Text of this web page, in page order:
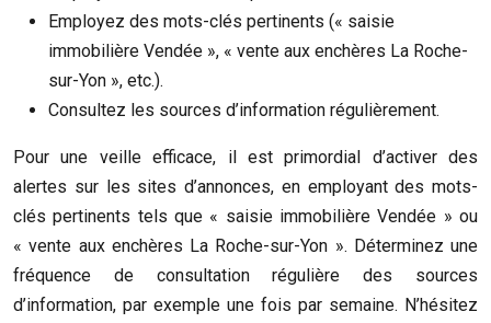
Employez des mots-clés pertinents (« saisie
immobilière Vendée », « vente aux enchères La Roche-
sur-Yon », etc.).
Consultez les sources d’information régulièrement.
Pour une veille efficace, il est primordial d’activer des
alertes sur les sites d’annonces, en employant des mots-
clés pertinents tels que « saisie immobilière Vendée » ou
« vente aux enchères La Roche-sur-Yon ». Déterminez une
fréquence de consultation régulière des sources
d’information, par exemple une fois par semaine. N’hésitez